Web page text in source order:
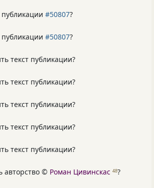
#50807?
#50807?
текст публикации?
текст публикации?
текст публикации?
текст публикации?
текст публикации?
авторство © Роман Цивинскас 48?